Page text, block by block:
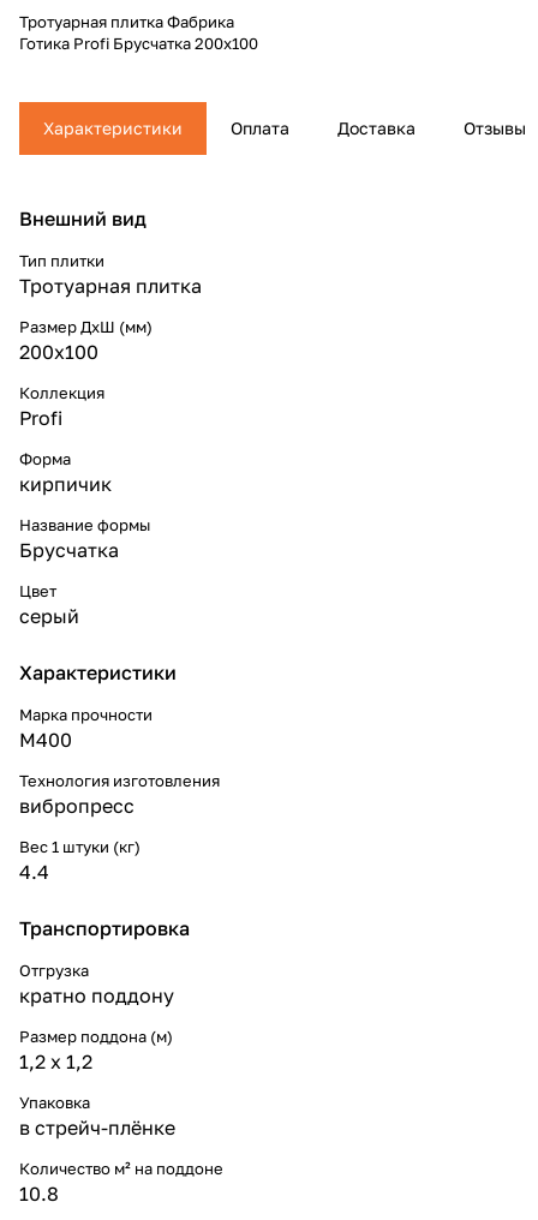
Тротуарная плитка Фабрика
Готика Profi Брусчатка 200х100
Характеристики Оплата Доставка Отзывы
Внешний вид
Тип плитки
Тротуарная плитка
Размер ДхШ (мм)
200х100
Коллекция
Profi
Форма
кирпичик
Название формы
Брусчатка
Цвет
серый
Характеристики
Марка прочности
М400
Технология изготовления
вибропресс
Вес 1 штуки (кг)
4.4
Транспортировка
Отгрузка
кратно поддону
Размер поддона (м)
1,2 x 1,2
Упаковка
в стрейч-плёнке
Количество м² на поддоне
10.8